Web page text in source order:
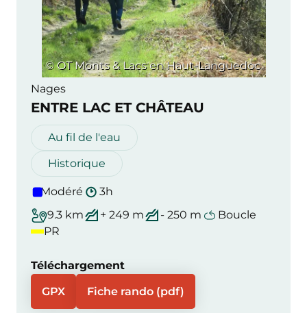
© OT Monts & Lacs en Haut-Languedoc
Nages
ENTRE LAC ET CHÂTEAU
Au fil de l'eau
Historique
Modéré
3h
9.3 km
+ 249 m - 250 m
Boucle
PR
Téléchargement
GPX
Fiche rando (pdf)